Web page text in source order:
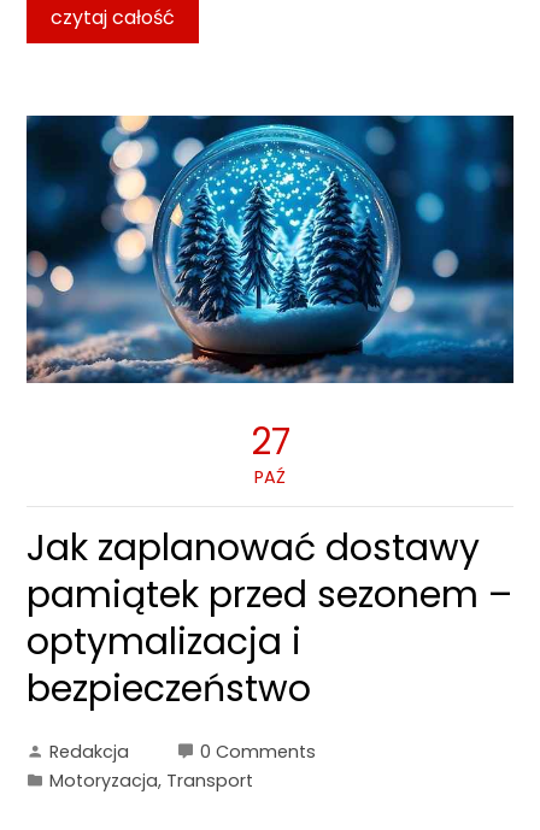
czytaj całość
27
PAŹ
Jak zaplanować dostawy
pamiątek przed sezonem –
optymalizacja i
bezpieczeństwo
Redakcja
0 Comments
Motoryzacja, Transport